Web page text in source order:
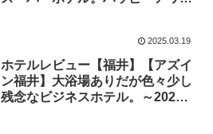
2025.03.19
ホテルレビュー【福井】【アズイ
ン福井】大浴場ありだが色々少し
残念なビジネスホテル。～2025